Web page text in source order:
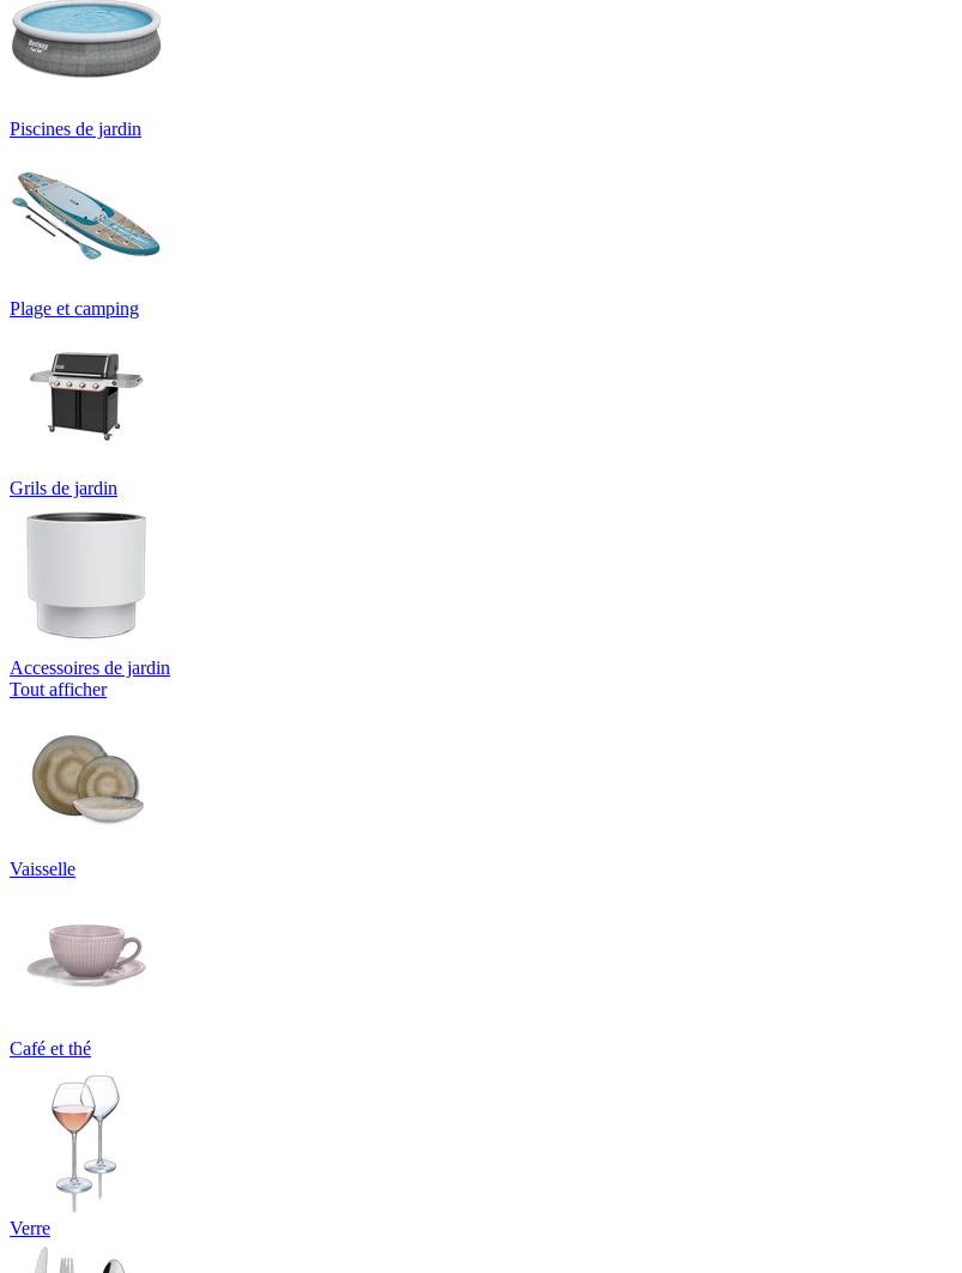
Piscines de jardin
Plage et camping
Grils de jardin
Accessoires de jardin
Tout afficher
Vaisselle
Café et thé
Verre